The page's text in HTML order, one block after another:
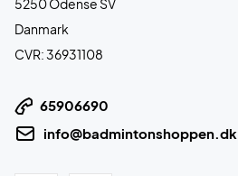
5250 Odense SV
Danmark
CVR: 36931108
65906690
info@badmintonshoppen.dk